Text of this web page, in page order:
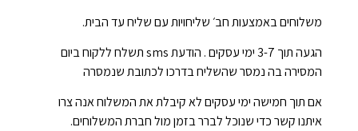
משלוחים באמצעות חב׳ שליחויות עם שליח עד הבית.
הגעה תוך 3-7 ימי עסקים . הודעת sms תשלח ללקוח ביום
המסירה בה נמסר שהשליח בדרכו לכתובת שנמסרה
אם תוך חמישה ימי עסקים לא קיבלת את המשלוח אנה צרו
איתנו קשר כדי שנוכל לברר בזמן מול חברת המשלוחים.